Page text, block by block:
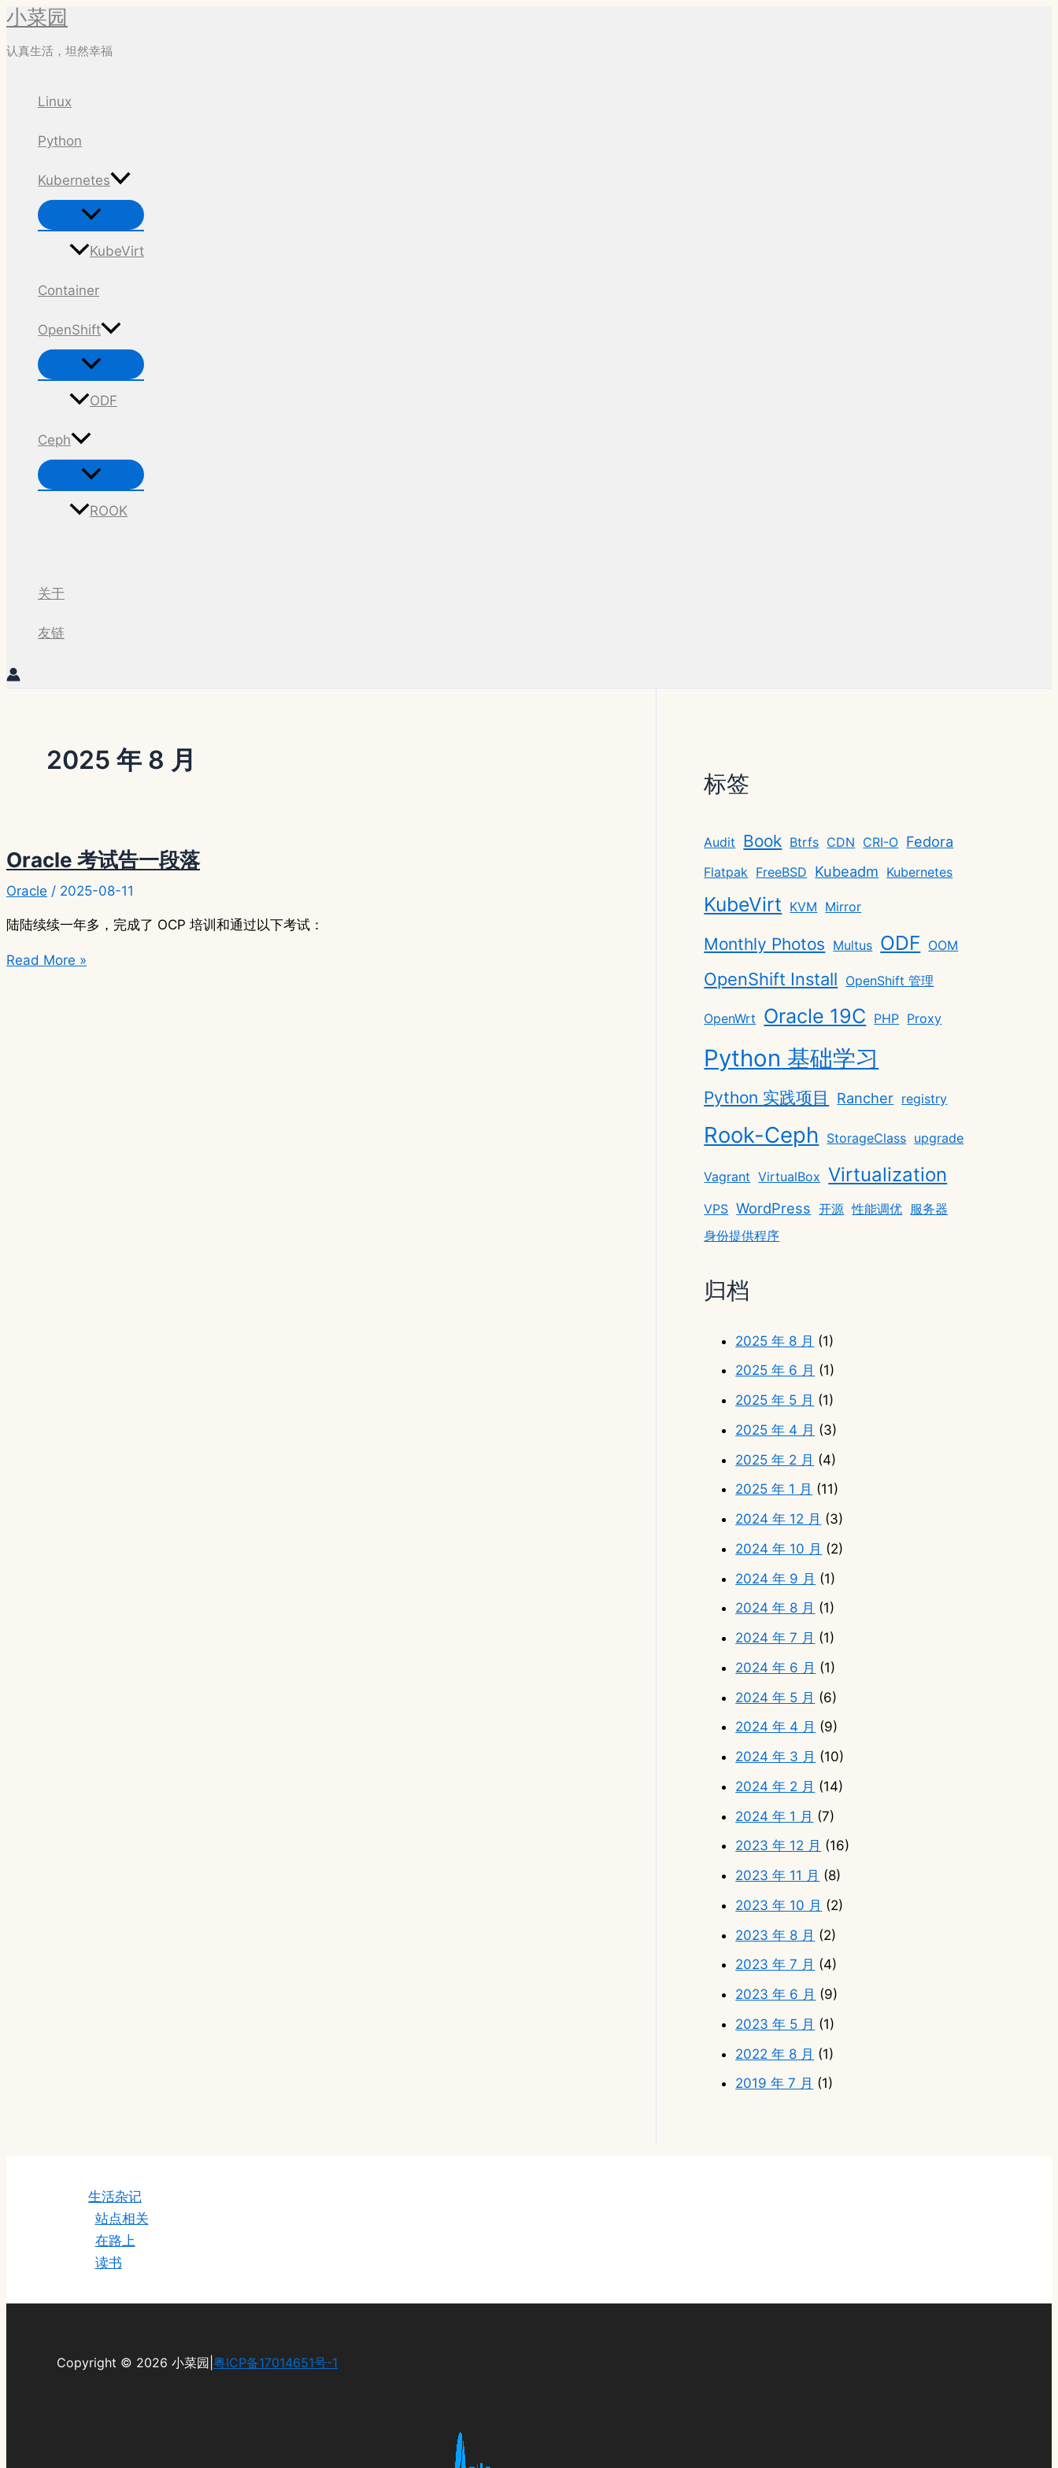
跳
内
小菜园
认真生活，坦然幸福
Linux
Python
Kubernetes
菜
换KubeVirt
Container
OpenShift
菜
换ODF
Ceph
菜
换ROOK
关于
友链
2025 年 8 月
Oracle 考试告一段落
Oracle / 2025-08-11
陆陆续续一年多，完成了 OCP 培训和通过以下考试：
Oracle
Read More »
标签
Audit Book Btrfs CDN CRI-O Fedora
Flatpak FreeBSD Kubeadm Kubernetes
KubeVirt KVM Mirror
Monthly Photos Multus ODF OOM
OpenShift Install OpenShift 管理
OpenWrt Oracle 19C PHP Proxy
Python 基础学习
Python 实践项目 Rancher registry
Rook-Ceph StorageClass upgrade
Vagrant VirtualBox Virtualization
VPS WordPress 开源 性能调优 服务器
身份提供程序
归档
2025 年 8 月 (1)
2025 年 6 月 (1)
2025 年 5 月 (1)
2025 年 4 月 (3)
2025 年 2 月 (4)
2025 年 1 月 (11)
2024 年 12 月 (3)
2024 年 10 月 (2)
2024 年 9 月 (1)
2024 年 8 月 (1)
2024 年 7 月 (1)
2024 年 6 月 (1)
2024 年 5 月 (6)
2024 年 4 月 (9)
2024 年 3 月 (10)
2024 年 2 月 (14)
2024 年 1 月 (7)
2023 年 12 月 (16)
2023 年 11 月 (8)
2023 年 10 月 (2)
2023 年 8 月 (2)
2023 年 7 月 (4)
2023 年 6 月 (9)
2023 年 5 月 (1)
2022 年 8 月 (1)
2019 年 7 月 (1)
生活杂记
站点相关
在路上
读书
Copyright © 2026 小菜园| 粤ICP备17014651号-1